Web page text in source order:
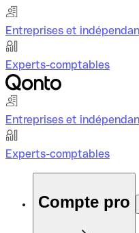
Entreprises et
Experts-comptables
Entreprises et
Experts-comptables
Compte pro